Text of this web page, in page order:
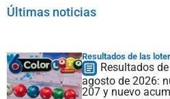
Últimas noticias
Resultados de las
Resultados
agosto de 2026:
207 y nuevo